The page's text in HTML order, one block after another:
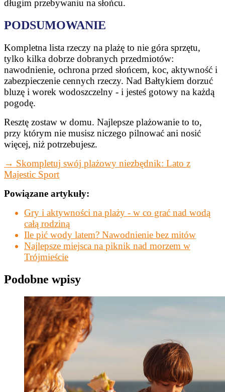
długim przebywaniu na słońcu.
PODSUMOWANIE
Kompletna lista rzeczy na plażę to nie góra sprzętu,
tylko kilka dobrze dobranych przedmiotów:
nawodnienie, ochrona przed słońcem, koc, aktywność i
zabezpieczenie cennych rzeczy. Nad Bałtykiem dorzuć
bluzę i worek wodoszczelny - i jesteś gotowy na każdą
pogodę.
Resztę zostaw w domu. Najlepsze plażowanie to to,
przy którym nie musisz niczego pilnować ani nosić
więcej, niż potrzebujesz.
→ Skompletuj swój plażowy niezbędnik: Lato z
Majestic Sport
Powiązane artykuły:
Gry i aktywności na plaży - w co grać nad wodą
całą rodziną
Ile pić wody latem? Nawodnienie bez mitów
Najlepsze miejsca na piknik nad morzem w
Trójmieście
Podobne wpisy